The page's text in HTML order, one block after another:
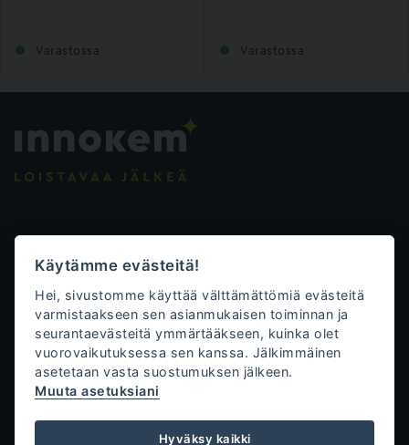
Varastossa Varastossa
Evästeasetukset
Tietosuojalauseke
Toimitusehdot
Innokem Oy
Väliköntie 10
70700 Kuopio
Käytämme evästeitä!
Hei, sivustomme käyttää välttämättömiä evästeitä
varmistaakseen sen asianmukaisen toiminnan ja
seurantaevästeitä ymmärtääkseen, kuinka olet
vuorovaikutuksessa sen kanssa. Jälkimmäinen
asetetaan vasta suostumuksen jälkeen.
Muuta asetuksiani
Hyväksy kaikki